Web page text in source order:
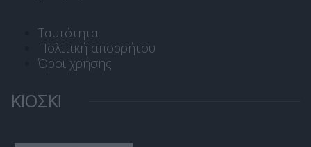
Ταυτότητα
Πολιτική απορρήτου
Όροι χρήσης
ΚΙΟΣΚΙ